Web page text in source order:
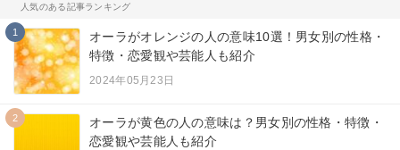
人気のある記事ランキング
1
オーラがオレンジの人の意味10選！男女別の性格・
特徴・恋愛観や芸能人も紹介
2024年05月23日
2
オーラが黄色の人の意味は？男女別の性格・特徴・
恋愛観や芸能人も紹介